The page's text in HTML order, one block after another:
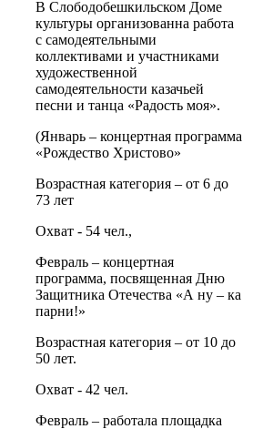
В Слободобешкильском Доме
культуры организованна работа
с самодеятельными
коллективами и участниками
художественной
самодеятельности казачьей
песни и танца «Радость моя».
(Январь – концертная программа
«Рождество Христово»
Возрастная категория – от 6 до
73 лет
Охват - 54 чел.,
Февраль – концертная
программа, посвященная Дню
Защитника Отечества «А ну – ка
парни!»
Возрастная категория – от 10 до
50 лет.
Охват - 42 чел.
Февраль – работала площадка